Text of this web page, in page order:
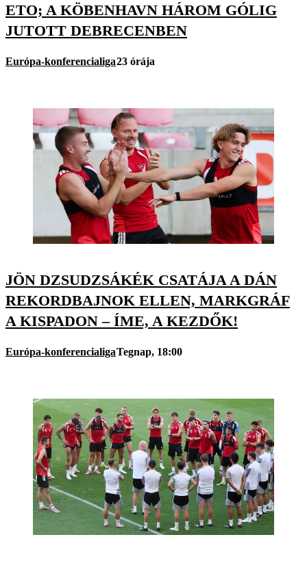
ETO; A KÖBENHAVN HÁROM GÓLIG
JUTOTT DEBRECENBEN
Európa-konferencialiga23 órája
JÖN DZSUDZSÁKÉK CSATÁJA A DÁN
REKORDBAJNOK ELLEN, MARKGRÁF
A KISPADON – ÍME, A KEZDŐK!
Európa-konferencialigaTegnap, 18:00